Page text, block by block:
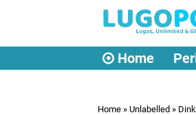
Home
Home » Unlabelled »